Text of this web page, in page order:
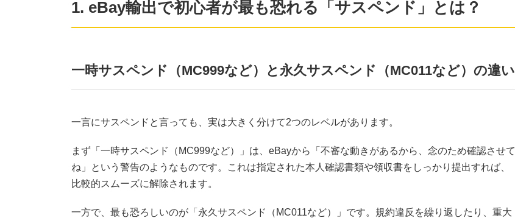
1. eBay輸出で初心者が最も恐れる「サスペンド」とは？
一時サスペンド（MC999など）と永久サスペンド（MC011など）の違い
一言にサスペンドと言っても、実は大きく分けて2つのレベルがあります。
まず「一時サスペンド（MC999など）」は、eBayから「不審な動きがあるから、念のため確認させて
ね」という警告のようなものです。これは指定された本人確認書類や領収書をしっかり提出すれば、
比較的スムーズに解除されます。
一方で、最も恐ろしいのが「永久サスペンド（MC011など）」です。規約違反を繰り返したり、重大